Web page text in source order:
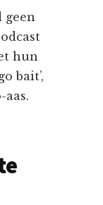
geen
hun
bait’,